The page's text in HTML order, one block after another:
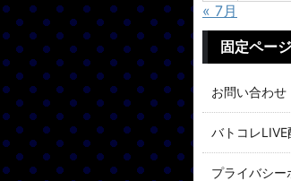
« 7月
固定ページ
お問い合わせ
バトコレLIVE
プライバシ